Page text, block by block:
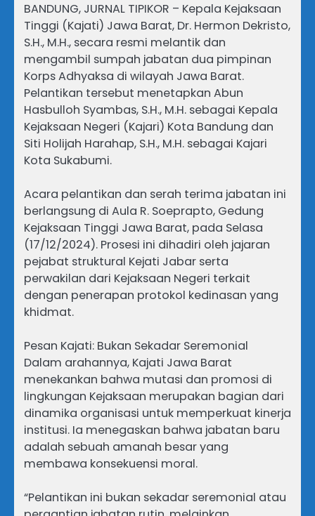
BANDUNG, JURNAL TIPIKOR – Kepala Kejaksaan
Tinggi (Kajati) Jawa Barat, Dr. Hermon Dekristo,
S.H., M.H., secara resmi melantik dan
mengambil sumpah jabatan dua pimpinan
Korps Adhyaksa di wilayah Jawa Barat.
Pelantikan tersebut menetapkan Abun
Hasbulloh Syambas, S.H., M.H. sebagai Kepala
Kejaksaan Negeri (Kajari) Kota Bandung dan
Siti Holijah Harahap, S.H., M.H. sebagai Kajari
Kota Sukabumi.
Acara pelantikan dan serah terima jabatan ini
berlangsung di Aula R. Soeprapto, Gedung
Kejaksaan Tinggi Jawa Barat, pada Selasa
(17/12/2024). Prosesi ini dihadiri oleh jajaran
pejabat struktural Kejati Jabar serta
perwakilan dari Kejaksaan Negeri terkait
dengan penerapan protokol kedinasan yang
khidmat.
Pesan Kajati: Bukan Sekadar Seremonial
Dalam arahannya, Kajati Jawa Barat
menekankan bahwa mutasi dan promosi di
lingkungan Kejaksaan merupakan bagian dari
dinamika organisasi untuk memperkuat kinerja
institusi. Ia menegaskan bahwa jabatan baru
adalah sebuah amanah besar yang
membawa konsekuensi moral.
“Pelantikan ini bukan sekadar seremonial atau